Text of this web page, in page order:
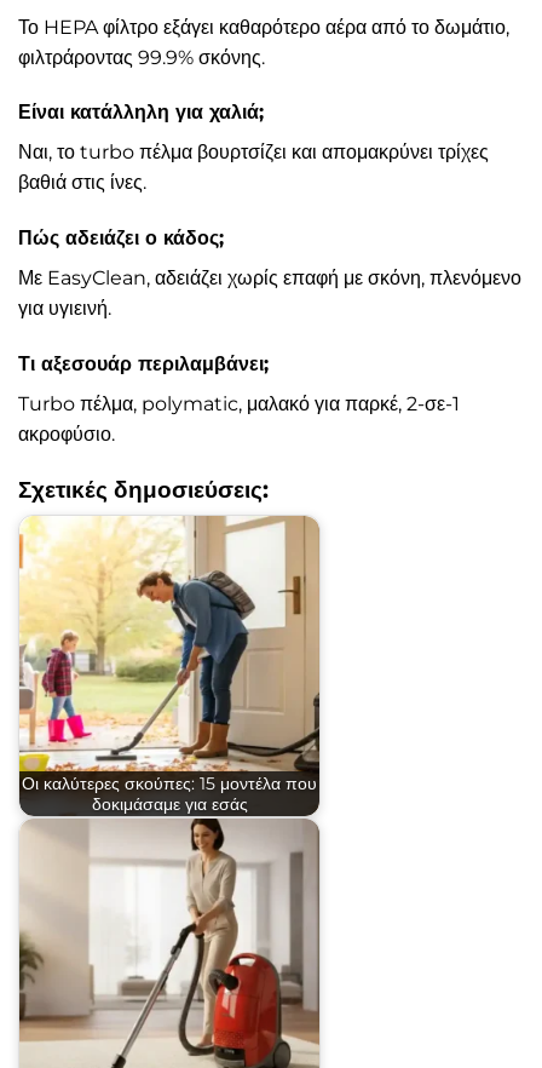
Το HEPA φίλτρο εξάγει καθαρότερο αέρα από το δωμάτιο,
φιλτράροντας 99.9% σκόνης.
Είναι κατάλληλη για χαλιά;
Ναι, το turbo πέλμα βουρτσίζει και απομακρύνει τρίχες
βαθιά στις ίνες.
Πώς αδειάζει ο κάδος;
Με EasyClean, αδειάζει χωρίς επαφή με σκόνη, πλενόμενο
για υγιεινή.
Τι αξεσουάρ περιλαμβάνει;
Turbo πέλμα, polymatic, μαλακό για παρκέ, 2-σε-1
ακροφύσιο.
Σχετικές δημοσιεύσεις:
Οι καλύτερες σκούπες: 15 μοντέλα που
δοκιμάσαμε για εσάς